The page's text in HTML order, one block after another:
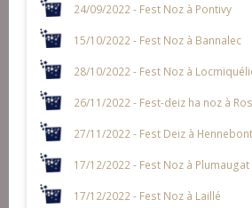
24/09/2022 - Fest Noz à Pontivy
15/10/2022 - Fest Noz à Bannalec
28/10/2022 - Fest Noz à
26/11/2022 - Fest-deiz ha noz à
27/11/2022 - Fest Deiz à Hennebont
17/12/2022 - Fest Noz à Plumaugat
17/12/2022 - Fest Noz à Laillé